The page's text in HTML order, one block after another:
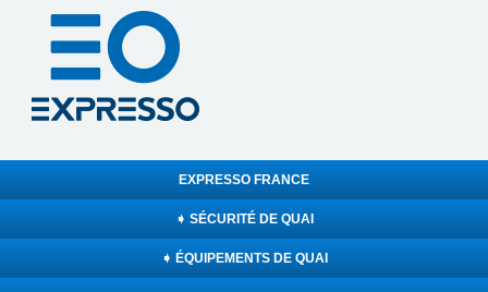
EXPRESSO FRANCE
➧ SÉCURITÉ DE QUAI
➧ ÉQUIPEMENTS DE QUAI